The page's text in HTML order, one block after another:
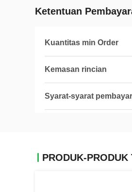
Ketentuan
Kuantitas min Order
Kemasan rincian
Syarat-syarat